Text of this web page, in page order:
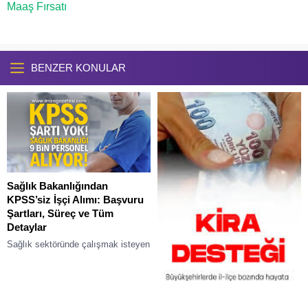
Maaş Fırsatı
BENZER KONULAR
Sağlık Bakanlığından
KPSS’siz İşçi Alımı: Başvuru
Şartları, Süreç ve Tüm
Detaylar
Sağlık sektöründe çalışmak isteyen